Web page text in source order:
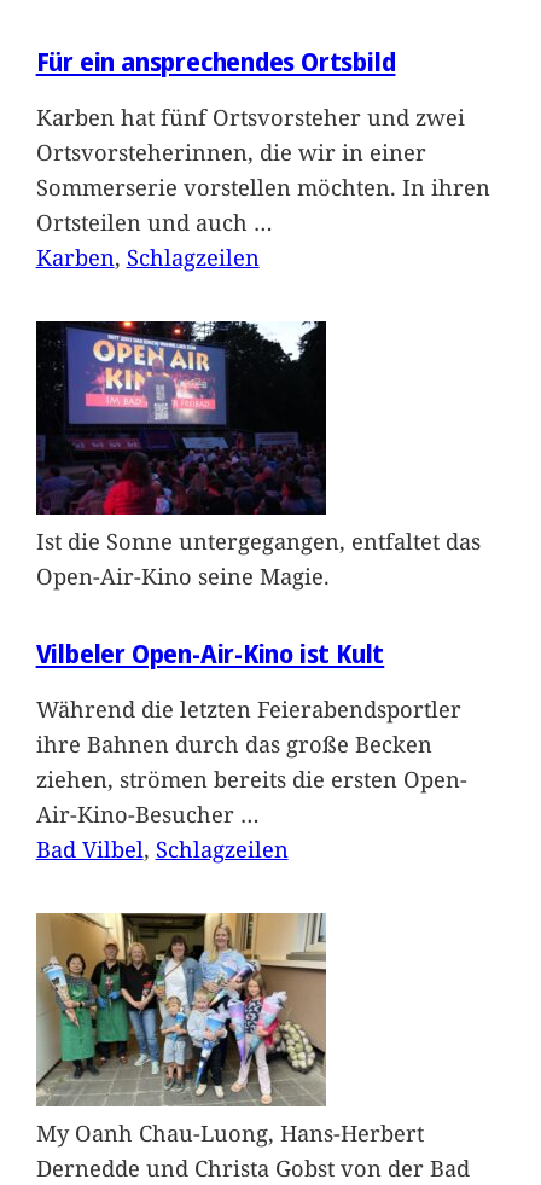
Für ein ansprechendes Ortsbild
Karben hat fünf Ortsvorsteher und zwei
Ortsvorsteherinnen, die wir in einer
Sommerserie vorstellen möchten. In ihren
Ortsteilen und auch …
Karben, Schlagzeilen
Ist die Sonne untergegangen, entfaltet das
Open-Air-Kino seine Magie.
Vilbeler Open-Air-Kino ist Kult
Während die letzten Feierabendsportler
ihre Bahnen durch das große Becken
ziehen, strömen bereits die ersten Open-
Air-Kino-Besucher …
Bad Vilbel, Schlagzeilen
My Oanh Chau-Luong, Hans-Herbert
Dernedde und Christa Gobst von der Bad